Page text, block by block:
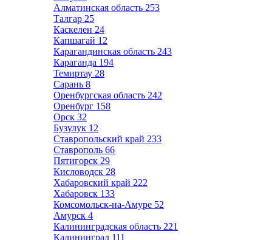
Алматинская область 253
Талгар 25
Каскелен 24
Капшагай 12
Карагандинская область 243
Караганда 194
Темиртау 28
Сарань 8
Оренбургская область 242
Оренбург 158
Орск 32
Бузулук 12
Ставропольский край 233
Ставрополь 66
Пятигорск 29
Кисловодск 28
Хабаровский край 222
Хабаровск 133
Комсомольск-на-Амуре 52
Амурск 4
Калининградская область 221
Калининград 111